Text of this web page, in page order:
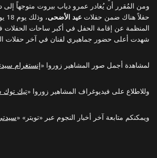
ومن المُقرر أن يُغادر عمرو دياب بيروت متوجهاً
حفلاً هناك ضمن حفلات عيد الأضحى
،
المنظمة عن إقامة الحفل في أكبر ساحات الحفلات
شهدت أعلى حضور جماهيري لفنان في آخر حفلات
لمشاهدة أجمل صور المشاهير زوروا «إنستغرام
وللاطلاع على فيديوغراف المشاهير زوروا «تيك توك
ويمكنكم متابعة آخر أخبار النجوم عبر «تويتر» «